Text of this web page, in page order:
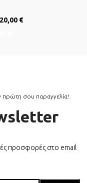
Original price was:
20,00 €Η τρέχουσα
πρώτη σου παραγγελία!
προσφορές στο email